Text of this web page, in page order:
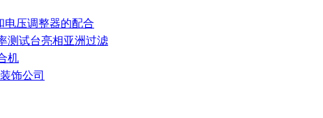
电压调整器的配合
测试台亮相亚洲过滤
机
饰公司